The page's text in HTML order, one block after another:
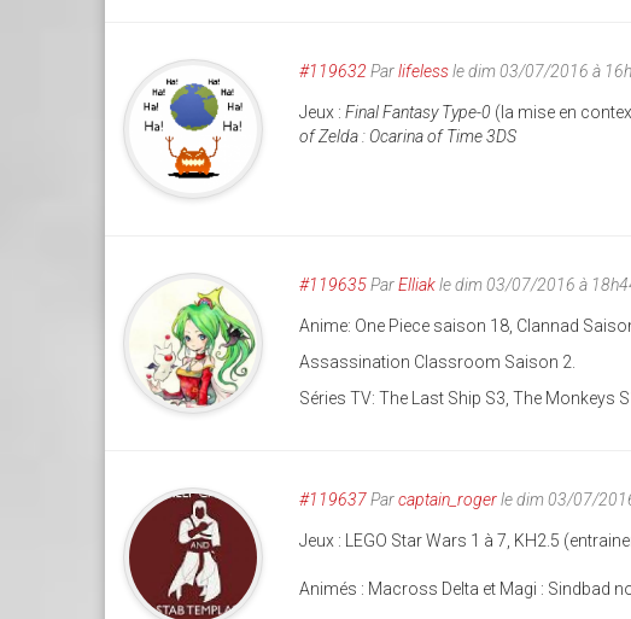
#119632 Parlifelessle dim 03/07/2016 à
Jeux :Final Fantasy Type-0 (la mise en
of Zelda : Ocarina of Time 3DS
#119635ParElliakle dim 03/07/2016 à
Anime: One Piece saison 18, Clannad
Assassination Classroom Saison 2.
Séries TV: The Last Ship S3, The Monkeys
#119637Parcaptain_rogerle dim 03/07/
Jeux : LEGO Star Wars 1 à 7, KH2.5
Animés : Macross Delta et Magi : Sindbad